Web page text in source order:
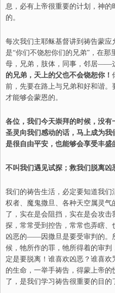
息，必有上帝很重要的计划，神
的。
每次我们主耶稣基督讲到祷告蒙
是“你们不饶恕你们的兄弟”，在
母，兄弟，肢体，同事，邻居——
的兄弟，天上的父也不会饶恕你！
前，先要在路上与兄弟和好和谐
才能够会蒙恩的。
各位，我们今天崇拜的时候，没
圣灵向我们感动的话，马上成为
是很自由平安，也能够会享受丰盛
不叫我们遇见试探；救我们脱离凶
我们的祷告生活，必定要知道我
权者、魔鬼撒旦、各种天空属灵
了，实在是会阻挡，实在是会攻
探，常常受到控告，常常也弄瞎
凶恶的——因撒旦是要受审判的。
候，牠所作的罪，牠所得着的审
定是要脱离！谁喜欢凶恶？谁喜
的生命，一举手祷告，得蒙上帝
了，是我们学习祷告很重要的目的